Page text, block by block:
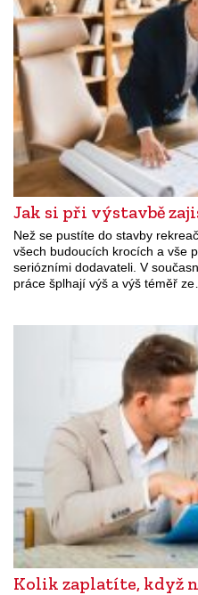
Jak si při výstavbě
Než se pustíte do stavby
všech budoucích krocích a vše
seriózními dodavateli. V
práce šplhají výš a výš téměř
Kolik zaplatíte, když